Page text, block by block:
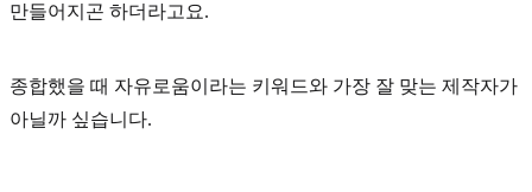
만들어지곤 하더라고요.
종합했을 때 자유로움이라는 키워드와 가장 잘 맞는 제작자가
아닐까 싶습니다.